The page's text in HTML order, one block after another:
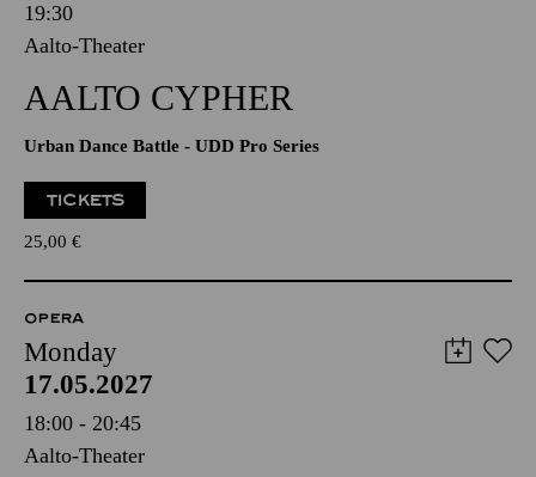
19:30
Aalto-Theater
AALTO CYPHER
Urban Dance Battle - UDD Pro Series
TICKETS
25,00 €
OPERA
Monday
17.05.2027
18:00 - 20:45
Aalto-Theater